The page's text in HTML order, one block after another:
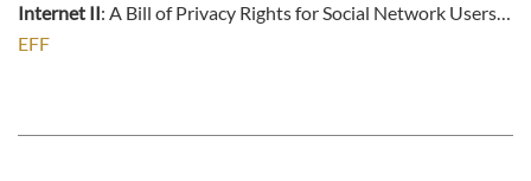
Internet II: A Bill of Privacy Rights for Social Network Users…
EFF